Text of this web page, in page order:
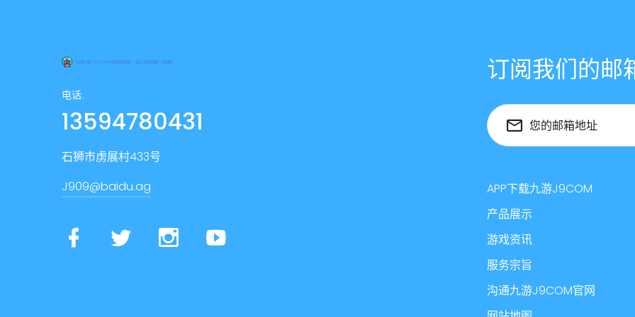
电话:
13594780431
石狮市虏展村433号
J909@baidu.ag
订阅我们的邮
您的邮箱地址
APP下载九游J9COM
产品展示
游戏资讯
服务宗旨
沟通九游J9COM官网